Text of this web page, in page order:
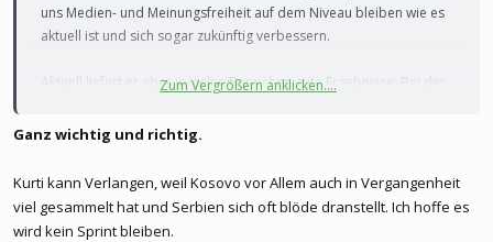
uns Medien- und Meinungsfreiheit auf dem Niveau bleiben wie es
aktuell ist und sich sogar zukünftig verbessern.
Aktuell liefert er aber in vielen Bereichen gute Ergebnisse. Bei der
gehen. Diplomatie ist auch nicht unbedingt Kurtis Stärke, da muss
Zum Vergrößern anklicken....
Ganz wichtig und richtig.
Kurti kann Verlangen, weil Kosovo vor Allem auch in Vergangenheit
viel gesammelt hat und Serbien sich oft blöde dranstellt. Ich hoffe es
wird kein Sprint bleiben.